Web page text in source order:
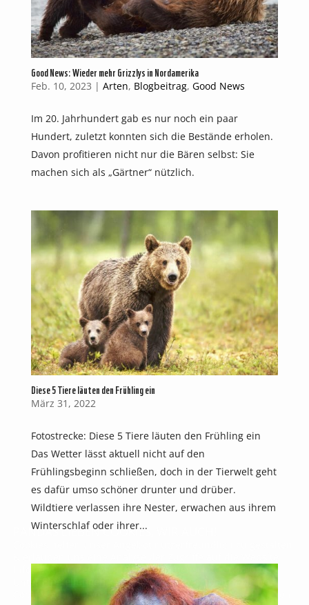
Good News: Wieder mehr Grizzlys in Nordamerika
Feb. 10, 2023 | Arten, Blogbeitrag, Good News
Im 20. Jahrhundert gab es nur noch ein paar
Hundert, zuletzt konnten sich die Bestände erholen.
Davon profitieren nicht nur die Bären selbst: Sie
machen sich als „Gärtner“ nützlich.
Diese 5 Tiere läuten den Frühling ein
März 31, 2022
Fotostrecke: Diese 5 Tiere läuten den Frühling ein
Das Wetter lässt aktuell nicht auf den
Frühlingsbeginn schließen, doch in der Tierwelt geht
es dafür umso schöner drunter und drüber.
Wildtiere verlassen ihre Nester, erwachen aus ihrem
Winterschlaf oder ihrer...
PANDAS LIEBEN COOKIES, WIR AUCH!
Infos dazu findest du in unserer Datenschutzerklärung.
Einstellungen
kannst du verwalten, welche Art von
Cookies gesetzt werden. Deine Auswahl kannst du über den